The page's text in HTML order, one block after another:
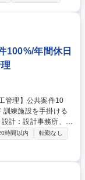
等の機能説明と選定
して伴走します。ま
学べる環境です。将
て、マネジメント業
100%/年間休日
計：設計事務所、ゼ
ち合わせ、設計ソフ
工事打合せを元請と
ます。工事開始後は
定期点検：約1ヶ月
時間以内
転勤なし